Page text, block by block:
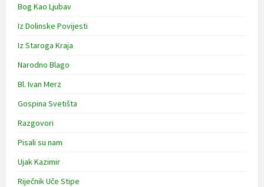
Bog Kao Ljubav
Iz Dolinske Povijesti
Iz Staroga Kraja
Narodno Blago
Bl. Ivan Merz
Gospina Svetišta
Razgovori
Pisali su nam
Ujak Kazimir
Riječnik Uče Stipe